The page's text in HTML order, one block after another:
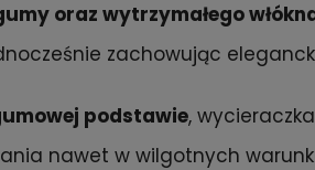
oraz wytrzymałego
zachowując
podstawie,
nawet w wilgotnych